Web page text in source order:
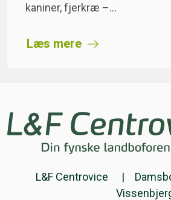
kaniner, fjerkræ –…
Læs mere
L&F Centrovice